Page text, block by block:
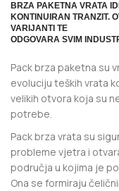
BRZA PAKETNA VRATA
KONTINUIRAN TRANZIT.
VARIJANTI TE
ODGOVARA SVIM
Pack brza paketna su
evoluciju teških vrata
velikih otvora koja su
potrebe.
Pack brza vrata su
probleme vjetra i
područja u kojima je
Ona se formiraju